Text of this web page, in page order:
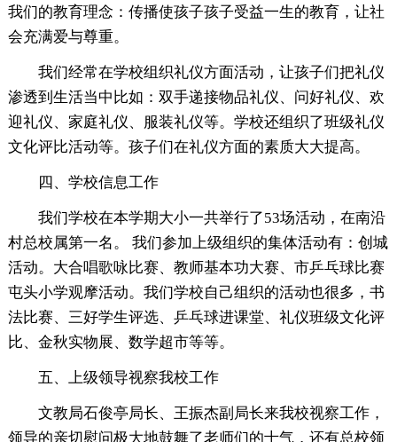
我们的教育理念：传播使孩子孩子受益一生的教育，让社
会充满爱与尊重。
我们经常在学校组织礼仪方面活动，让孩子们把礼仪
渗透到生活当中比如：双手递接物品礼仪、问好礼仪、欢
迎礼仪、家庭礼仪、服装礼仪等。学校还组织了班级礼仪
文化评比活动等。孩子们在礼仪方面的素质大大提高。
四、学校信息工作
我们学校在本学期大小一共举行了53场活动，在南沿
村总校属第一名。 我们参加上级组织的集体活动有：创城
活动。大合唱歌咏比赛、教师基本功大赛、市乒乓球比赛
屯头小学观摩活动。我们学校自己组织的活动也很多，书
法比赛、三好学生评选、乒乓球进课堂、礼仪班级文化评
比、金秋实物展、数学超市等等。
五、上级领导视察我校工作
文教局石俊亭局长、王振杰副局长来我校视察工作，
领导的亲切慰问极大地鼓舞了老师们的士气，还有总校领